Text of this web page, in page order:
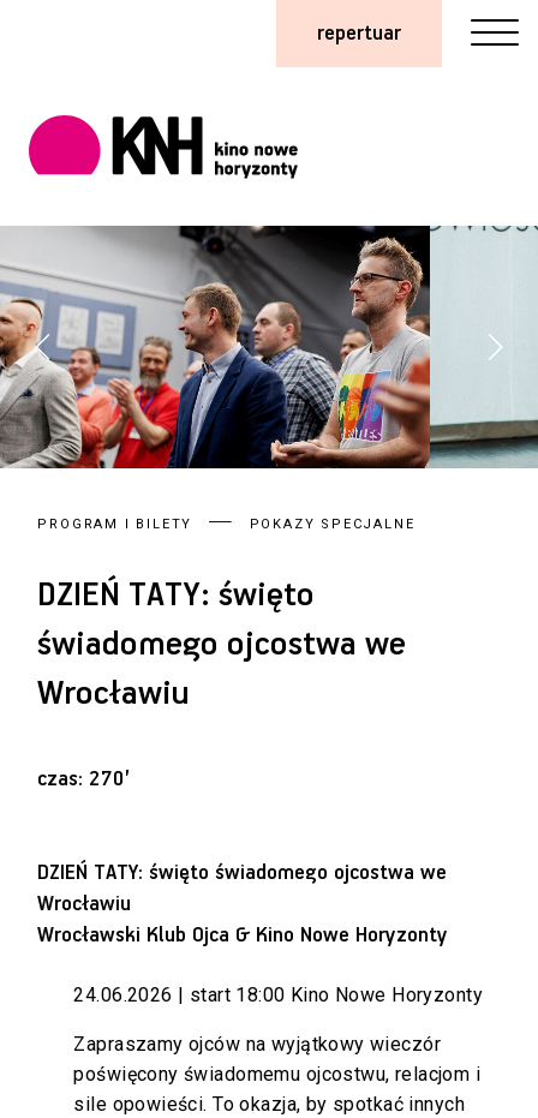
repertuar
PROGRAM I BILETY POKAZY SPECJALNE
DZIEŃ TATY: święto
świadomego ojcostwa we
Wrocławiu
czas: 270’
DZIEŃ TATY: święto świadomego ojcostwa we
Wrocławiu
Wrocławski Klub Ojca & Kino Nowe Horyzonty
24.06.2026 | start 18:00 Kino Nowe Horyzonty
Zapraszamy ojców na wyjątkowy wieczór
poświęcony świadomemu ojcostwu, relacjom i
sile opowieści. To okazja, by spotkać innych